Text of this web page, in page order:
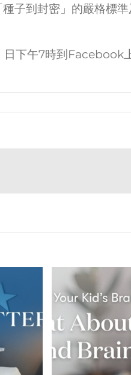
子到封密」的嚴格標
下午7時到Facebook